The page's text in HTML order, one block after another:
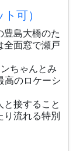
可）
島大橋のた
全面窓で瀬戸
ちゃんとみ
高のロケーシ
接すること
り流れる特別